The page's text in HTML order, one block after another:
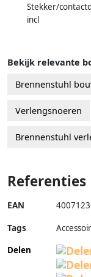
Stekker/
incl
Bekijk relevante
Brennenstuhl
Verlengsnoeren
Brennenstuhl
Referenties
EAN
Tags
Delen